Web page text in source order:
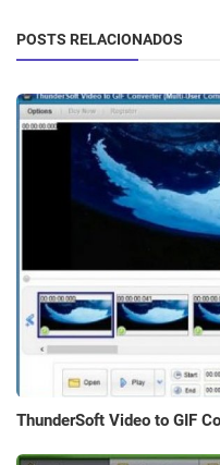
POSTS RELACIONADOS
ThunderSoft Video to GIF